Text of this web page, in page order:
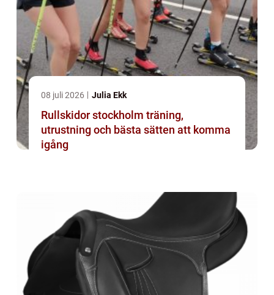
08 juli 2026 Julia Ekk
Rullskidor stockholm träning,
utrustning och bästa sätten att komma
igång